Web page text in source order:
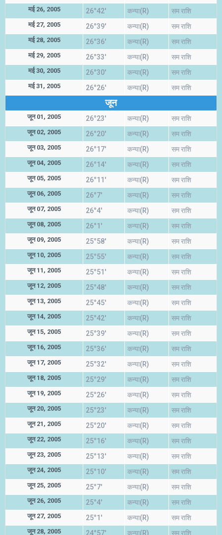
मई 26, 2005 26°42' कन्या(R) सम राशि
मई 27, 2005 26°39' कन्या(R) सम राशि
मई 28, 2005 26°36' कन्या(R) सम राशि
मई 29, 2005 26°33' कन्या(R) सम राशि
मई 30, 2005 26°30' कन्या(R) सम राशि
मई 31, 2005 26°26' कन्या(R) सम राशि
जून
जून 01, 2005 26°23' कन्या(R) सम राशि
जून 02, 2005 26°20' कन्या(R) सम राशि
जून 03, 2005 26°17' कन्या(R) सम राशि
जून 04, 2005 26°14' कन्या(R) सम राशि
जून 05, 2005 26°11' कन्या(R) सम राशि
जून 06, 2005 26°7' कन्या(R) सम राशि
जून 07, 2005 26°4' कन्या(R) सम राशि
जून 08, 2005 26°1' कन्या(R) सम राशि
जून 09, 2005 25°58' कन्या(R) सम राशि
जून 10, 2005 25°55' कन्या(R) सम राशि
जून 11, 2005 25°51' कन्या(R) सम राशि
जून 12, 2005 25°48' कन्या(R) सम राशि
जून 13, 2005 25°45' कन्या(R) सम राशि
जून 14, 2005 25°42' कन्या(R) सम राशि
जून 15, 2005 25°39' कन्या(R) सम राशि
जून 16, 2005 25°36' कन्या(R) सम राशि
जून 17, 2005 25°32' कन्या(R) सम राशि
जून 18, 2005 25°29' कन्या(R) सम राशि
जून 19, 2005 25°26' कन्या(R) सम राशि
जून 20, 2005 25°23' कन्या(R) सम राशि
जून 21, 2005 25°20' कन्या(R) सम राशि
जून 22, 2005 25°16' कन्या(R) सम राशि
जून 23, 2005 25°13' कन्या(R) सम राशि
जून 24, 2005 25°10' कन्या(R) सम राशि
जून 25, 2005 25°7' कन्या(R) सम राशि
जून 26, 2005 25°4' कन्या(R) सम राशि
जून 27, 2005 25°1' कन्या(R) सम राशि
जून 28, 2005 24°57' कन्या(R) सम राशि